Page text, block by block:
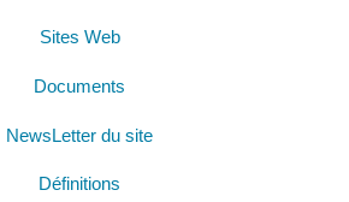
Sites Web
Documents
NewsLetter du site
Définitions